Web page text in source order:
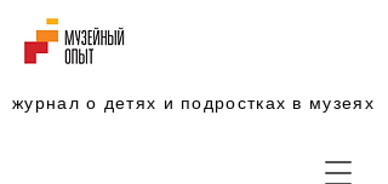
журнал о детях и подростках в музеях